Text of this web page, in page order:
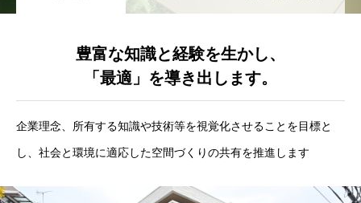
豊富な知識と経験を生かし、
「最適」を導き出します。
企業理念、所有する知識や技術等を視覚化させることを目標と
し、社会と環境に適応した空間づくりの共有を推進します